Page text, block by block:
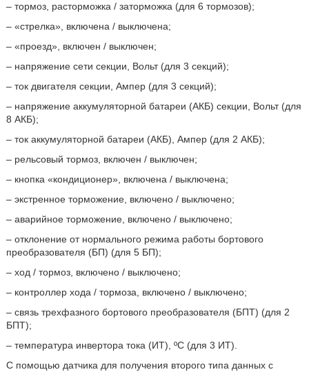
– тормоз, расторможка / заторможка (для 6 тормозов);
– «стрелка», включена / выключена;
– «проезд», включен / выключен;
– напряжение сети секции, Вольт (для 3 секций);
– ток двигателя секции, Ампер (для 3 секций);
– напряжение аккумуляторной батареи (АКБ) секции, Вольт (для
8 АКБ);
– ток аккумуляторной батареи (АКБ), Ампер (для 2 АКБ);
– рельсовый тормоз, включен / выключен;
– кнопка «кондиционер», включена / выключена;
– экстренное торможение, включено / выключено;
– аварийное торможение, включено / выключено;
– отклонение от нормального режима работы бортового
преобразователя (БП) (для 5 БП);
– ход / тормоз, включено / выключено;
– контроллер хода / тормоза, включено / выключено;
– связь трехфазного бортового преобразователя (БПТ) (для 2
БПТ);
– температура инвертора тока (ИТ), ºС (для 3 ИТ).
С помощью датчика для получения второго типа данных с